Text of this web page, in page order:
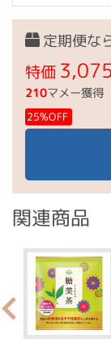
定期便な
特価
210マメー獲得
25%OFF
関連商品